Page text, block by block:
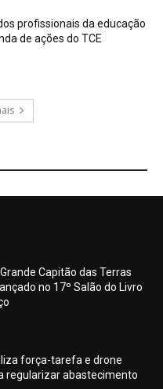
profissionais da educação
de ações do TCE
Capitão das Terras
no 17º Salão do Livro
força-tarefa e drone
regularizar abastecimento